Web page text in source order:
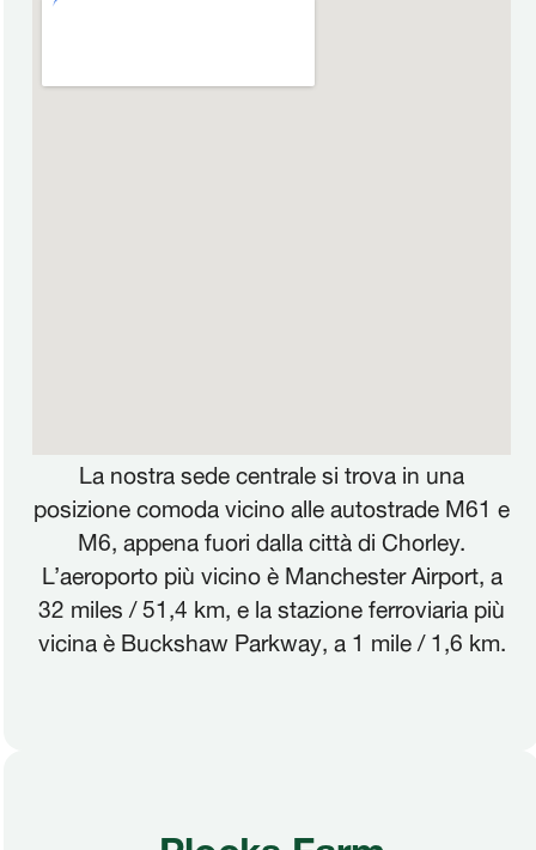
La nostra sede centrale si trova in una
posizione comoda vicino alle autostrade M61 e
M6, appena fuori dalla città di Chorley.
L’aeroporto più vicino è Manchester Airport, a
32 miles / 51,4 km, e la stazione ferroviaria più
vicina è Buckshaw Parkway, a 1 mile / 1,6 km.